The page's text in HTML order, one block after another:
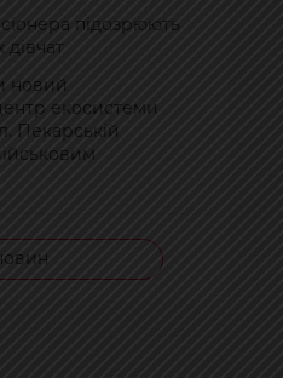
підозрюють
дівчат
новий
екосистеми
Пекарській